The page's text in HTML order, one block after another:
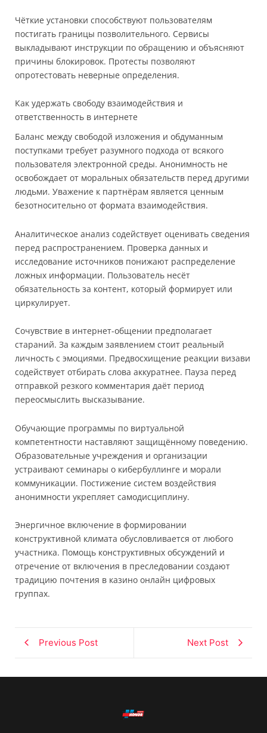
Чёткие установки способствуют пользователям
постигать границы позволительного. Сервисы
выкладывают инструкции по обращению и объясняют
причины блокировок. Протесты позволяют
опротестовать неверные определения.
Как удержать свободу взаимодействия и
ответственность в интернете
Баланс между свободой изложения и обдуманным
поступками требует разумного подхода от всякого
пользователя электронной среды. Анонимность не
освобождает от моральных обязательств перед другими
людьми. Уважение к партнёрам является ценным
безотносительно от формата взаимодействия.
Аналитическое анализ содействует оценивать сведения
перед распространением. Проверка данных и
исследование источников понижают распределение
ложных информации. Пользователь несёт
обязательность за контент, который формирует или
циркулирует.
Сочувствие в интернет-общении предполагает
стараний. За каждым заявлением стоит реальный
личность с эмоциями. Предвосхищение реакции визави
содействует отбирать слова аккуратнее. Пауза перед
отправкой резкого комментария даёт период
переосмыслить высказывание.
Обучающие программы по виртуальной
компетентности наставляют защищённому поведению.
Образовательные учреждения и организации
устраивают семинары о кибербуллинге и морали
коммуникации. Постижение систем воздействия
анонимности укрепляет самодисциплину.
Энергичное включение в формировании
конструктивной климата обусловливается от любого
участника. Помощь конструктивных обсуждений и
отречение от включения в преследовании создают
традицию почтения в казино онлайн цифровых
группах.
Previous Post Next Post